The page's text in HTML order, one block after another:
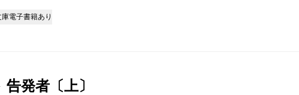
庫電子書籍あり
告発者〔上〕